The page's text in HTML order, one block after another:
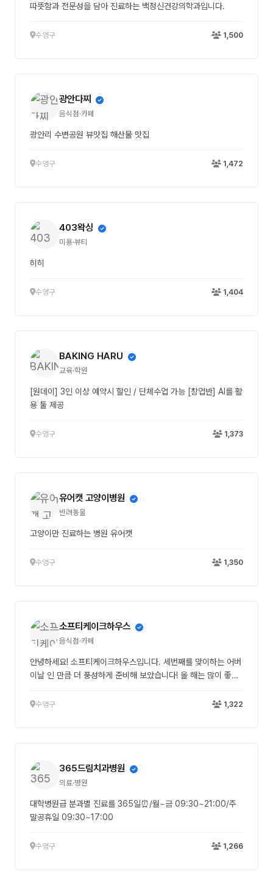
따뜻함과 전문성을 담아 진료하는 백정신건강의학과입니다.
수영구 1,500
광안다찌
음식점·카페
광안리 수변공원 뷰맛집 해산물 맛집
수영구 1,472
403왁싱
미용·뷰티
히히
수영구 1,404
BAKING HARU
교육·학원
[원데이] 3인 이상 예약시 할인 / 단체수업 가능 [창업반] AI를 활
용 툴 제공
수영구 1,373
유어캣 고양이병원
반려동물
고양이만 진료하는 병원 유어캣
수영구 1,350
소프티케이크하우스
음식점·카페
안녕하세요! 소프티케이크하우스입니다. 세번째를 맞이하는 어버
이날 인 만큼 더 풍성하게 준비해 보았습니다! 올 해는 많이 좋아
소프티와 함께해요 . . . ♡ *디자인 카피, 타샵 제작의뢰 Xxxx.
름 13cm) / 1호( 4~6인용 지름 16cm) * 종류 - 고구마 / 후르
츠 (망고+애플청포도) * 구성 - 케이크+ 투명상자 + 리본 + 실버
프사이즈 3-4인용 (고정) * 종류 - 고구마 / 후르츠 (망고+애플청
포도) * 구성 - 케이크
수영구 1,322
365드림치과병원
의료·병원
대학병원급 분과별 진료를 365일⏰/월~금 09:30~21:00/주
말공휴일 09:30~17:00
수영구 1,266